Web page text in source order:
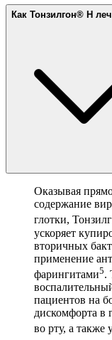
Как
Оказывая
содержание
глотки,
ускоряет
вторичных
применение
фарингитами5.
пациентов на
дискомфорта в
во рту, а также